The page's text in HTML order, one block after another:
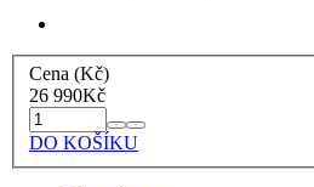
Cena (Kč)
26 990Kč
DO KOŠÍKU